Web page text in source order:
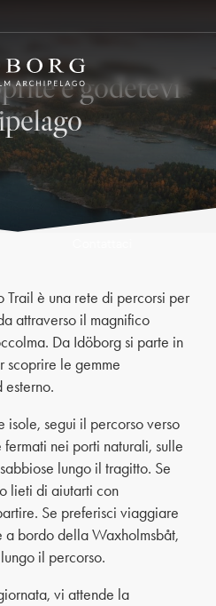
e godetevi
Trail è una rete di percorsi per
attraverso il magnifico
Da Idöborg si parte in
scoprire le gemme
isole, segui il percorso verso
nei porti naturali, sulle
lungo il tragitto. Se
lieti di aiutarti con
Se preferisci viaggiare
a bordo della Waxholmsbåt,
il percorso.
vi attende la